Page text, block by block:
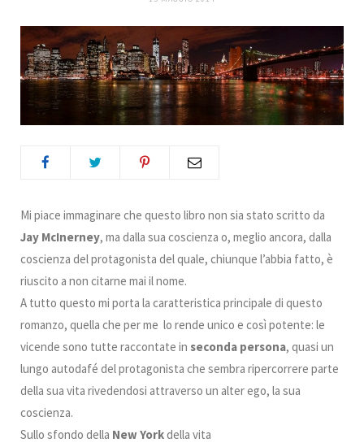
o
e
r
g
r
r
e I
r
Mi piace immaginare che questo libro non sia stato scritto da
Jay McInerney, ma dalla sua coscienza o, meglio ancora, dalla
coscienza del protagonista del quale, chiunque l’abbia fatto, è
riuscito a non citarne mai il nome.
A tutto questo mi porta la caratteristica principale di questo
romanzo, quella che per me lo rende unico e così potente: le
vicende sono tutte raccontate in seconda persona, quasi un
lungo autodafé del protagonista che sembra ripercorrere parte
della sua vita rivedendosi attraverso un alter ego, la sua
coscienza.
Sullo sfondo della New Yorkdella vita